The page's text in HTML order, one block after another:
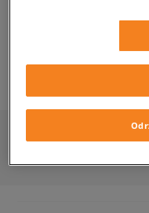
SPRAWDŹ DOSTĘPNOŚĆ W